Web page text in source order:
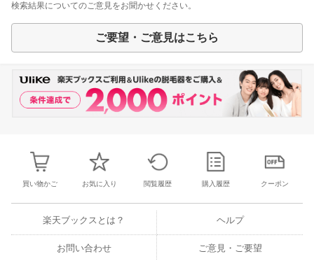
検索結果についてのご意見をお聞かせください。
ご要望・ご意見はこちら
買い物かご お気に入り 閲覧履歴 購入履歴 クーポン
楽天ブックスとは？ ヘルプ
お問い合わせ ご意見・ご要望